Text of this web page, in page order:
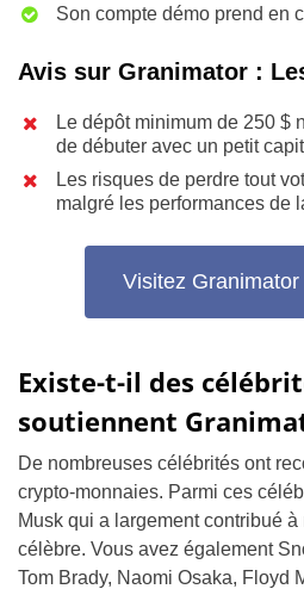
Son compte démo prend en
Avis sur Granimator :
Le dépôt minimum de 250 $
de débuter avec un petit
Les risques de perdre tout
malgré les performances de
Visitez
Existe-t-il des
soutiennent
De nombreuses célébrités ont
crypto-monnaies. Parmi ces
Musk qui a largement contribué
célèbre. Vous avez également
Tom Brady, Naomi Osaka, Floyd